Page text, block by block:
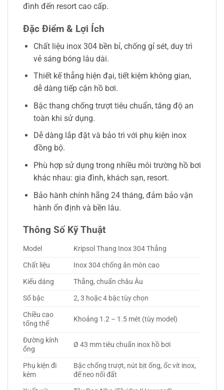
đình đến resort cao cấp.
Đặc Điểm & Lợi Ích
Chất liệu inox 304 bền bỉ, chống gỉ sét, duy trì
vẻ sáng bóng lâu dài.
Thiết kế thẳng hiện đại, tiết kiệm không gian,
dễ dàng tiếp cận hồ bơi.
Bậc thang chống trượt tiêu chuẩn, tăng độ an
toàn khi sử dụng.
Dễ dàng lắp đặt và bảo trì với phụ kiện inox
đồng bộ.
Phù hợp sử dụng trong nhiều môi trường hồ bơi
khác nhau: gia đình, khách sạn, resort.
Bảo hành chính hãng 24 tháng, đảm bảo vận
hành ổn định và bền lâu.
Thông Số Kỹ Thuật
Model
Kripsol Thang Inox 304 Thẳng
Chất liệu
Inox 304 chống ăn mòn cao
Kiểu dáng
Thẳng, chuẩn châu Âu
Số bậc
2, 3 hoặc 4 bậc tùy chọn
Chiều cao
tổng thể
Khoảng 1.2 – 1.5 mét (tùy model)
Đường kính
ống
Ø 43 mm tiêu chuẩn inox hồ bơi
Phụ kiện đi
kèm
Bậc chống trượt, nút bịt ống, ốc vít inox,
đế neo nối đất